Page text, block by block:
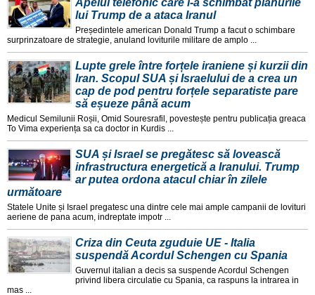
Apelul telefonic care i-a schimbat planurile
lui Trump de a ataca Iranul
Președintele american Donald Trump a facut o schimbare
surprinzatoare de strategie, anuland loviturile militare de amplo ...
Lupte grele între forțele iraniene și kurzii din
Iran. Scopul SUA și Israelului de a crea un
cap de pod pentru forțele separatiste pare
să eșueze până acum
Medicul Semilunii Roșii, Omid Souresrafil, povestește pentru publicația greaca
To Vima experiența sa ca doctor in Kurdis ...
SUA și Israel se pregătesc să lovească
infrastructura energetică a Iranului. Trump
ar putea ordona atacul chiar în zilele
următoare
Statele Unite și Israel pregatesc una dintre cele mai ample campanii de lovituri
aeriene de pana acum, indreptate impotr ...
Criza din Ceuta zguduie UE - Italia
suspendă Acordul Schengen cu Spania
Guvernul italian a decis sa suspende Acordul Schengen
privind libera circulatie cu Spania, ca raspuns la intrarea in
mas ...